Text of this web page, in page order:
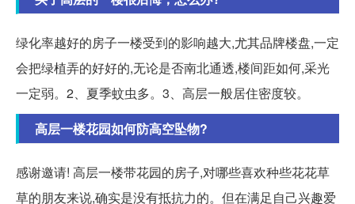
绿化率越好的房子一楼受到的影响越大,尤其品牌楼盘,一定
会把绿植弄的好好的,无论是否南北通透,楼间距如何,采光
一定弱。2、夏季蚊虫多。3、高层一般居住密度较。
高层一楼花园如何防高空坠物?
感谢邀请! 高层一楼带花园的房子,对哪些喜欢种些花花草
草的朋友来说,确实是没有抵抗力的。但在满足自己兴趣爱